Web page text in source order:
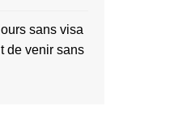
sans visa
de venir sans